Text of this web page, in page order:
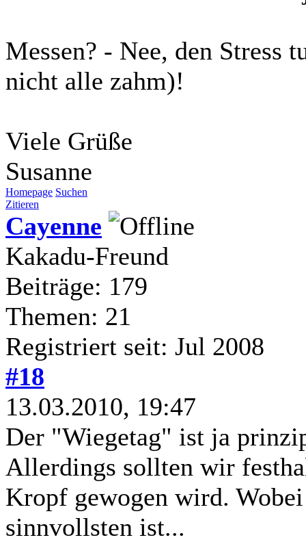
Messen? - Nee, den Stress
nicht alle zahm)!
Viele Grüße
Susanne
Homepage Suchen
Zitieren
Cayenne
Kakadu-Freund
Beiträge: 179
Themen: 21
Registriert seit: Jul 2008
#18
13.03.2010, 19:47
Der "Wiegetag" ist ja
Allerdings sollten wir
Kropf gewogen wird.
sinnvollsten ist...